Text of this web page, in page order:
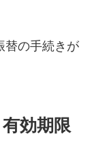
替の手続きが
効期限